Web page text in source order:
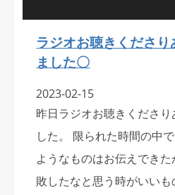
ラジオお聴きくださ
ました〇
2023-02-15
昨日ラジオお聴きくださ
した。 限られた時間の中
ようなものはお伝えでき
敗したなと思う時がいい